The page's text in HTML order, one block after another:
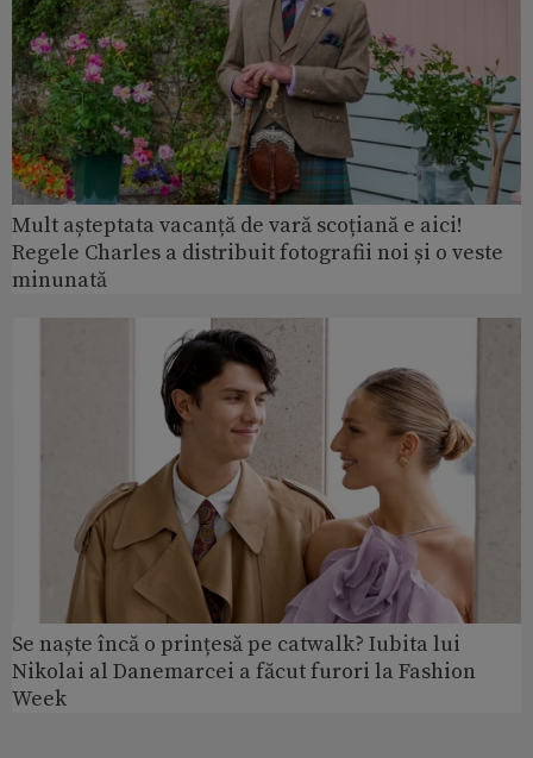
Mult așteptata vacanță de vară scoțiană e aici!
Regele Charles a distribuit fotografii noi și o veste
minunată
Se naște încă o prințesă pe catwalk? Iubita lui
Nikolai al Danemarcei a făcut furori la Fashion
Week